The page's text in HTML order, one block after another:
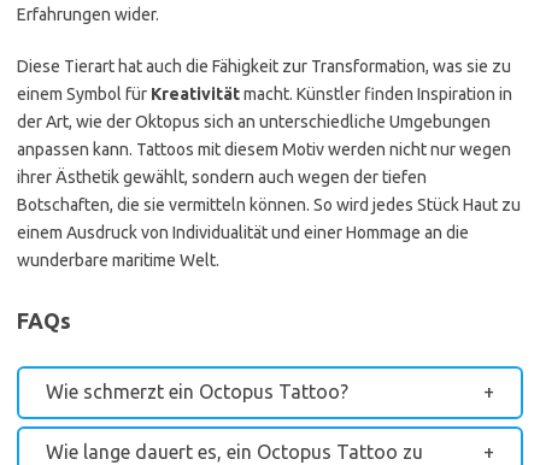
Erfahrungen wider.
Diese Tierart hat auch die Fähigkeit zur Transformation, was sie zu
einem Symbol für Kreativitätmacht. Künstler finden Inspiration in
der Art, wie der Oktopus sich an unterschiedliche Umgebungen
anpassen kann. Tattoos mit diesem Motiv werden nicht nur wegen
ihrer Ästhetik gewählt, sondern auch wegen der tiefen
Botschaften, die sie vermitteln können. So wird jedes Stück Haut zu
einem Ausdruck von Individualität und einer Hommage an die
wunderbare maritime Welt.
FAQs
Wie schmerzt ein Octopus Tattoo?
Wie lange dauert es, ein Octopus Tattoo zu